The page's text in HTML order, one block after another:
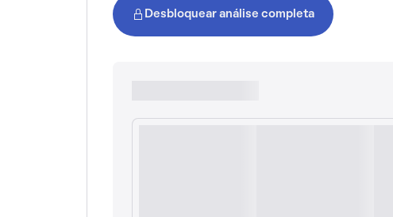
Desbloquear análise completa